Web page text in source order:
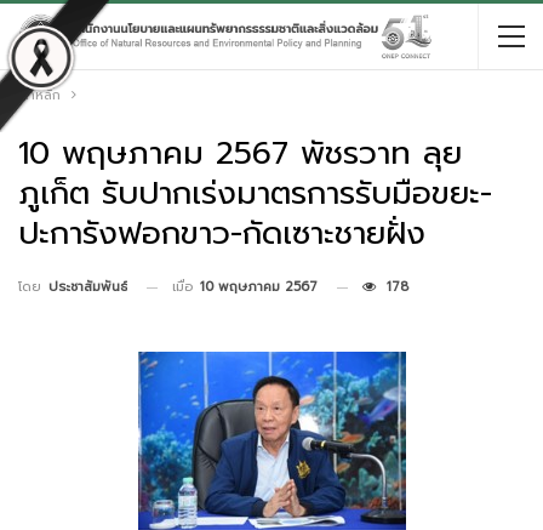
หน้าหลัก
10 พฤษภาคม 2567 พัชรวาท ลุย
ภูเก็ต รับปากเร่งมาตรการรับมือขยะ-
ปะการังฟอกขาว-กัดเซาะชายฝั่ง
โดย ประชาสัมพันธ์ เมื่อ 10 พฤษภาคม 2567 178